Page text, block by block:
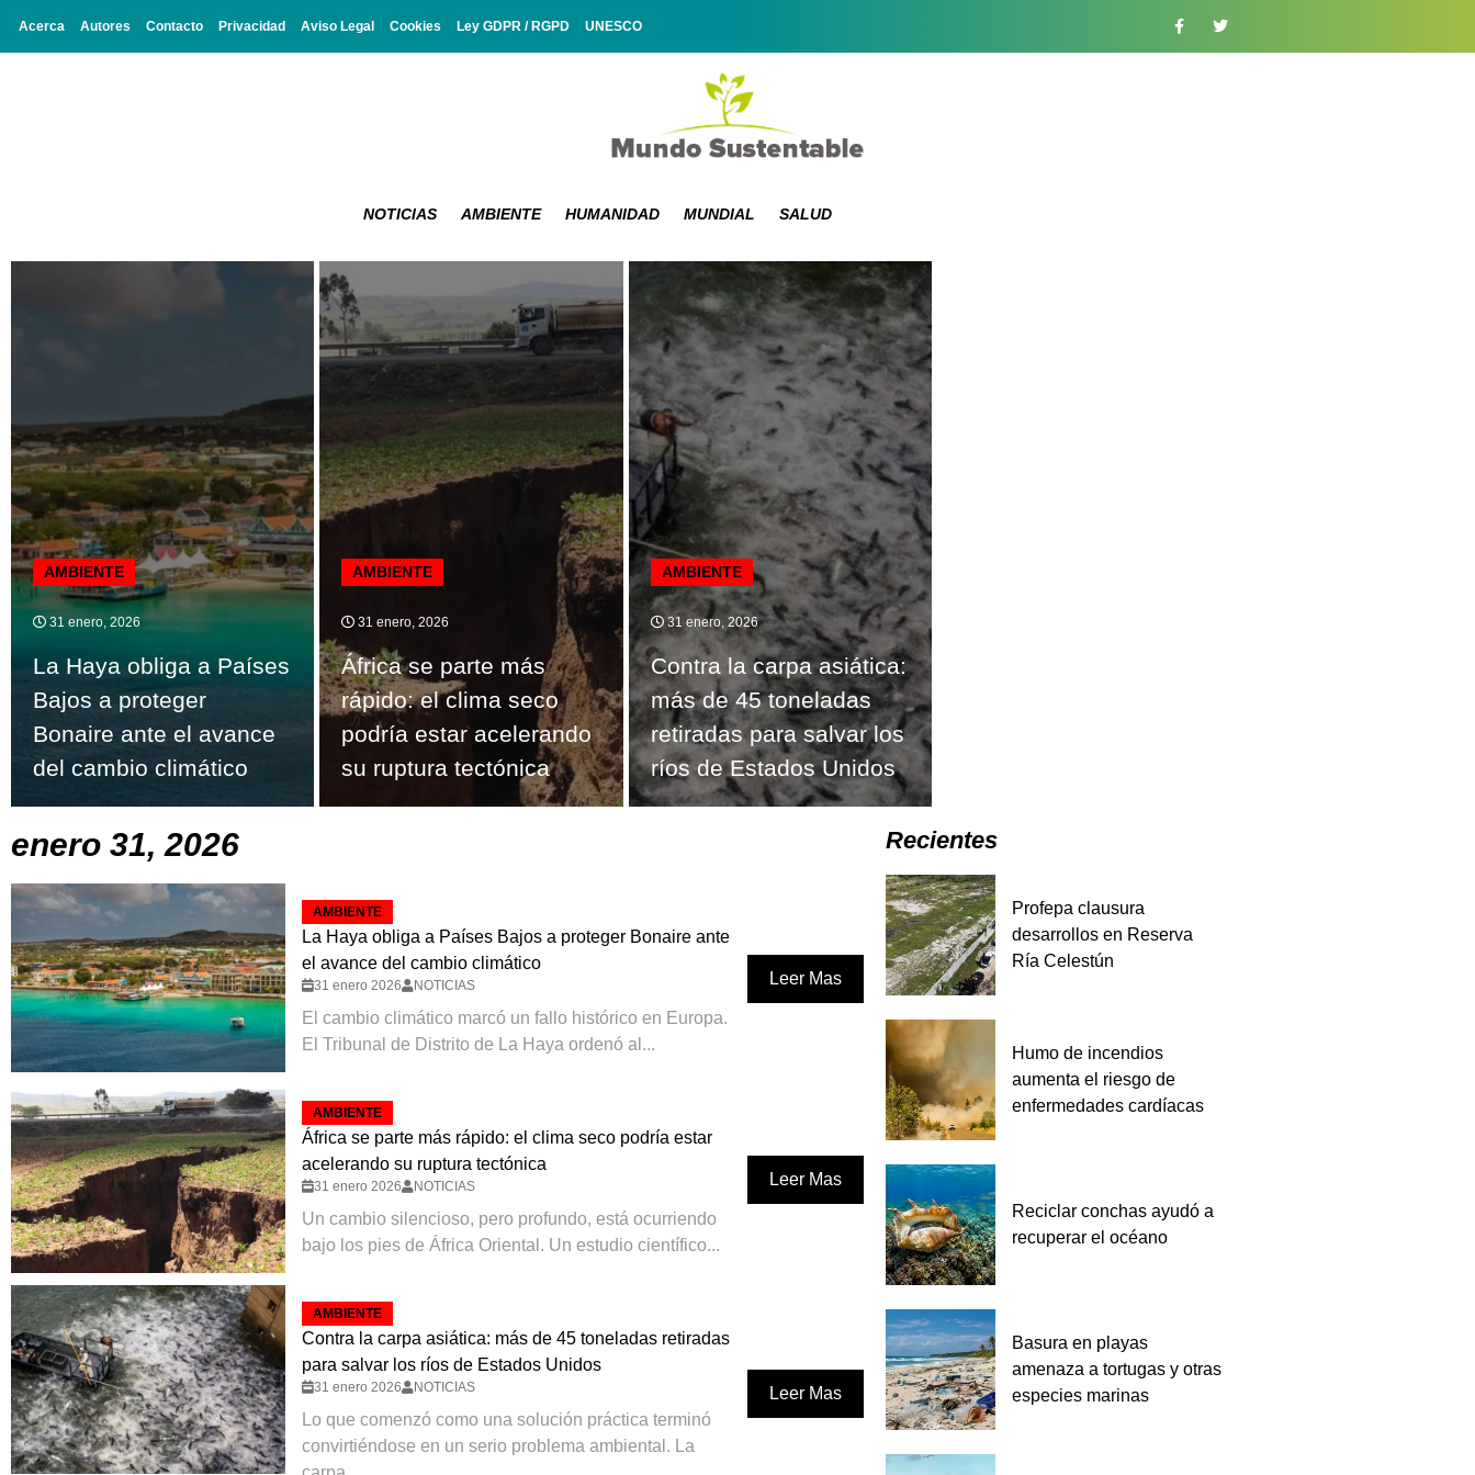
Acerca Autores Contacto Privacidad Aviso Legal Cookies Ley GDPR / RGPD UNESCO
NOTICIAS AMBIENTE HUMANIDAD MUNDIAL SALUD
AMBIENTE
31 enero, 2026
La Haya obliga a Países
Bajos a proteger
Bonaire ante el avance
del cambio climático
AMBIENTE
31 enero, 2026
África se parte más
rápido: el clima seco
podría estar acelerando
su ruptura tectónica
AMBIENTE
31 enero, 2026
Contra la carpa asiática:
más de 45 toneladas
retiradas para salvar los
ríos de Estados Unidos
enero 31, 2026
AMBIENTE
La Haya obliga a Países Bajos a proteger Bonaire ante
el avance del cambio climático
31 enero 2026 NOTICIAS
El cambio climático marcó un fallo histórico en Europa.
El Tribunal de Distrito de La Haya ordenó al...
Leer Mas
AMBIENTE
África se parte más rápido: el clima seco podría estar
acelerando su ruptura tectónica
31 enero 2026 NOTICIAS
Un cambio silencioso, pero profundo, está ocurriendo
bajo los pies de África Oriental. Un estudio científico...
Leer Mas
AMBIENTE
Contra la carpa asiática: más de 45 toneladas retiradas
para salvar los ríos de Estados Unidos
31 enero 2026 NOTICIAS
Lo que comenzó como una solución práctica terminó
convirtiéndose en un serio problema ambiental. La
Leer Mas
Recientes
Profepa clausura
desarrollos en Reserva
Ría Celestún
Humo de incendios
aumenta el riesgo de
enfermedades cardíacas
Reciclar conchas ayudó a
recuperar el océano
Basura en playas
amenaza a tortugas y otras
especies marinas